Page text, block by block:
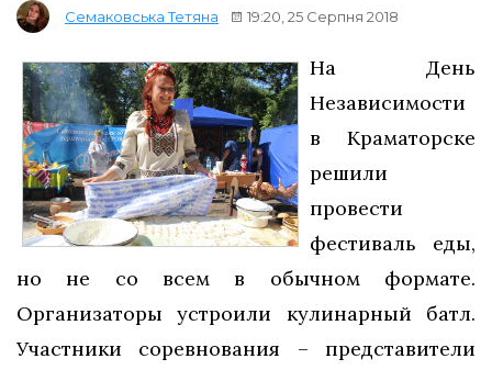
Семаковська Тетяна 19:20, 25 Серпня 2018
На День
Независимости
в Краматорске
решили
провести
фестиваль еды,
но не со всем в обычном формате.
Организаторы устроили кулинарный батл.
Участники соревнования – представители